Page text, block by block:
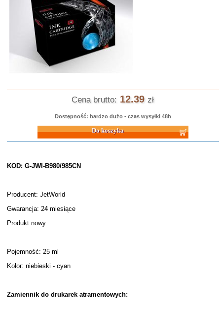
Cena brutto: 12.39 zł
Dostępność: bardzo dużo - czas wysyłki 48h
Do koszyka
KOD: G-JWI-B980/985CN
Producent: JetWorld
Gwarancja: 24 miesiące
Produkt nowy
Pojemność: 25 ml
Kolor: niebieski - cyan
Zamiennik do drukarek atramentowych: